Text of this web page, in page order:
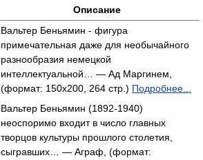
Описание
Вальтер Беньямин - фигура
примечательная даже для необычайного
разнообразия немецкой
интеллектуальной… — Ад Маргинем,
(формат: 150x200, 264 стр.) Подробнее...
Вальтер Беньямин (1892-1940)
неоспоримо входит в число главных
творцов культуры прошлого столетия,
сыгравших… — Аграф, (формат: